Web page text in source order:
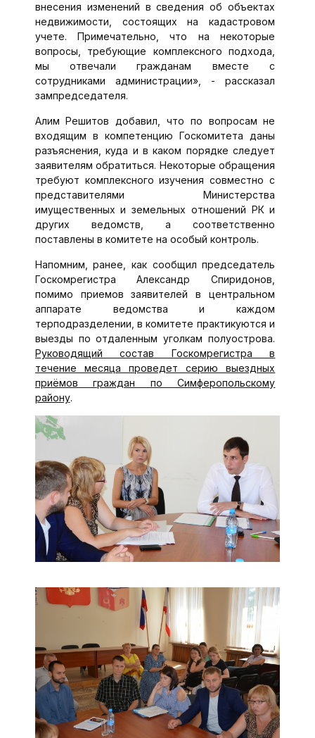
внесения изменений в сведения об объектах
недвижимости, состоящих на кадастровом
учете. Примечательно, что на некоторые
вопросы, требующие комплексного подхода,
мы отвечали гражданам вместе с
сотрудниками администрации», - рассказал
зампредседателя.
Алим Решитов добавил, что по вопросам не
входящим в компетенцию Госкомитета даны
разъяснения, куда и в каком порядке следует
заявителям обратиться. Некоторые обращения
требуют комплексного изучения совместно с
представителями Министерства
имущественных и земельных отношений РК и
других ведомств, а соответственно
поставлены в комитете на особый контроль.
Напомним, ранее, как сообщил председатель
Госкомрегистра Александр Спиридонов,
помимо приемов заявителей в центральном
аппарате ведомства и каждом
терподразделении, в комитете практикуются и
выезды по отдаленным уголкам полуострова.
Руководящий состав Госкомрегистра в
течение месяца проведет серию выездных
приёмов граждан по Симферопольскому
району.